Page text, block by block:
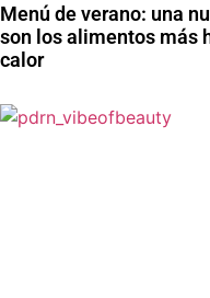
Menú de verano: una
son los alimentos más
calor